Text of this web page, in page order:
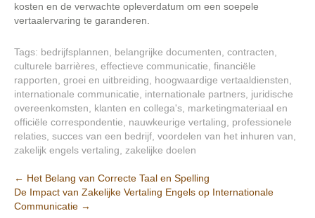
kosten en de verwachte opleverdatum om een soepele
vertaalervaring te garanderen.
Tags: bedrijfsplannen belangrijke documenten contracten
culturele barrières effectieve communicatie financiële
rapporten groei en uitbreiding hoogwaardige vertaaldiensten
internationale communicatie
internationale partners juridische
overeenkomsten
klanten en collega's marketingmateriaal en
officiële correspondentie
nauwkeurige vertaling
professionele
relaties succes van een bedrijf voordelen van het inhuren van
zakelijk engels vertaling
zakelijke doelen
Berichtnavigatie
← Het Belang van Correcte Taal en Spelling
De Impact van Zakelijke Vertaling Engels op Internationale
Communicatie →